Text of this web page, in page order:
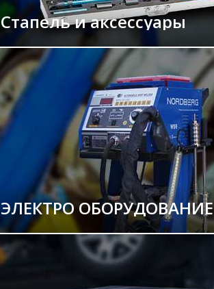
Стапель и аксессуары
ЭЛЕКТРО ОБОРУДОВАНИЕ